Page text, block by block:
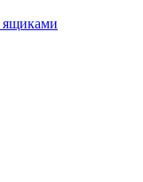
ящиками